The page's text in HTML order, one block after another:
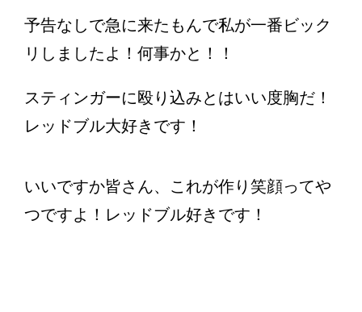
予告なしで急に来たもんで私が一番ビック
リしましたよ！何事かと！！
スティンガーに殴り込みとはいい度胸だ！
レッドブル大好きです！
いいですか皆さん、これが作り笑顔ってや
つですよ！レッドブル好きです！